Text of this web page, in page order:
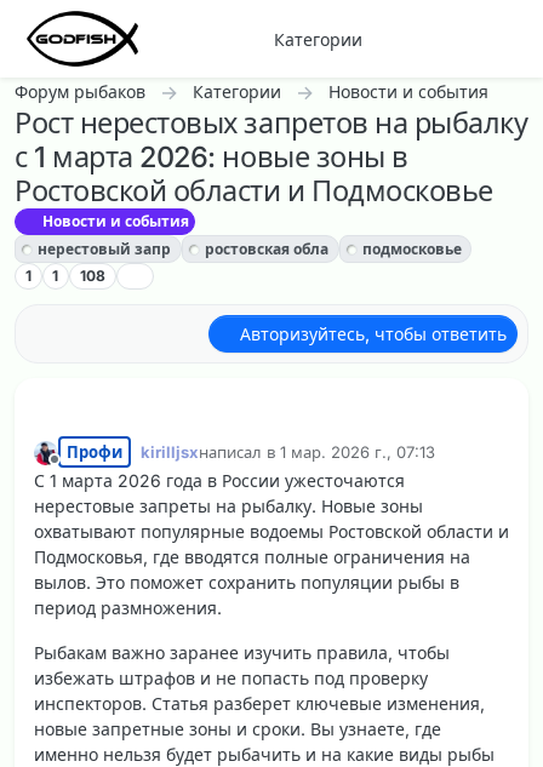
Перейти к содержанию
Категории
Форум рыбаков Категории Новости и события
Рост нерестовых запретов на рыбалку
с 1 марта 2026: новые зоны в
Ростовской области и Подмосковье
Новости и события
нерестовый запр
ростовская обла
подмосковье
1
1 108
Авторизуйтесь, чтобы ответить
Не в сети
Профи kirilljsxнаписал в 1 мар. 2026 г., 07:13
отредактировано
С 1 марта 2026 года в России ужесточаются
нерестовые запреты на рыбалку. Новые зоны
охватывают популярные водоемы Ростовской области и
Подмосковья, где вводятся полные ограничения на
вылов. Это поможет сохранить популяции рыбы в
период размножения.
Рыбакам важно заранее изучить правила, чтобы
избежать штрафов и не попасть под проверку
инспекторов. Статья разберет ключевые изменения,
новые запретные зоны и сроки. Вы узнаете, где
именно нельзя будет рыбачить и на какие виды рыбы